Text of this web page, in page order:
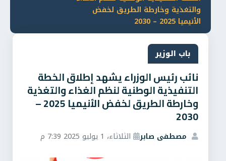
والتغذية وخارطة الطريق لخفض
الأنيميا 2025 – 2030
باب الوزير
نائب رئيس الوزراء يشهد إطلاق الخطة
التنفيذية الوطنية لنظم الغذاء والتغذية
وخارطة الطريق لخفض الأنيميا 2025 –
2030
مصطفى صابر الثلاثاء، 1 يوليو 2025 7:39 م